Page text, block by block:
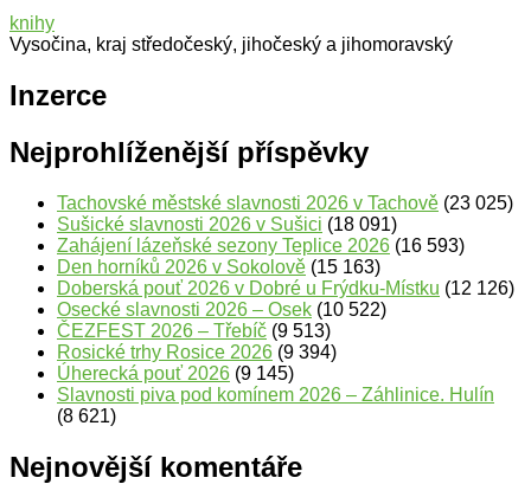
knihy
Vysočina, kraj středočeský, jihočeský a jihomoravský
Inzerce
Nejprohlíženější příspěvky
Tachovské městské slavnosti 2026 v Tachově (23 025)
Sušické slavnosti 2026 v Sušici (18 091)
Zahájení lázeňské sezony Teplice 2026 (16 593)
Den horníků 2026 v Sokolově (15 163)
Doberská pouť 2026 v Dobré u Frýdku-Místku (12 126)
Osecké slavnosti 2026 – Osek (10 522)
ČEZFEST 2026 – Třebíč (9 513)
Rosické trhy Rosice 2026 (9 394)
Úherecká pouť 2026 (9 145)
Slavnosti piva pod komínem 2026 – Záhlinice. Hulín
(8 621)
Nejnovější komentáře